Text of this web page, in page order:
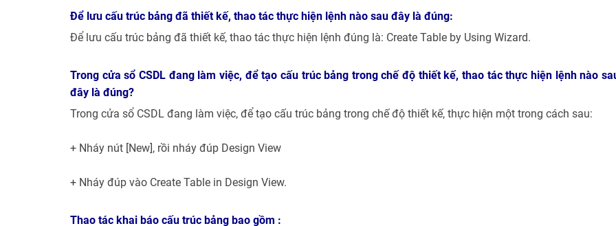
Để lưu cấu trúc bảng đã thiết kế, thao tác thực hiện lệnh nào sau đây là đúng:
Để lưu cấu trúc bảng đã thiết kế, thao tác thực hiện lệnh đúng là: Create Table by Using Wizard.
Trong cửa sổ CSDL đang làm việc, để tạo cấu trúc bảng trong chế độ thiết kế, thao tác thực hiện lệnh nào
đây là đúng?
Trong cửa sổ CSDL đang làm việc, để tạo cấu trúc bảng trong chế độ thiết kế, thực hiện một trong cách sau:
+ Nháy nút [New], rồi nháy đúp Design View
+ Nháy đúp vào Create Table in Design View.
Thao tác khai báo cấu trúc bảng bao gồm :